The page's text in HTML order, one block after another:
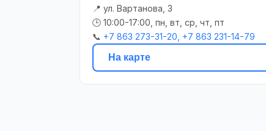
📍 ул. Вартанова, 3
🕒 10:00-17:00, пн, вт, ср, чт, пт
📞 +7 863 273-31-20, +7 863 231-14-79
На карте